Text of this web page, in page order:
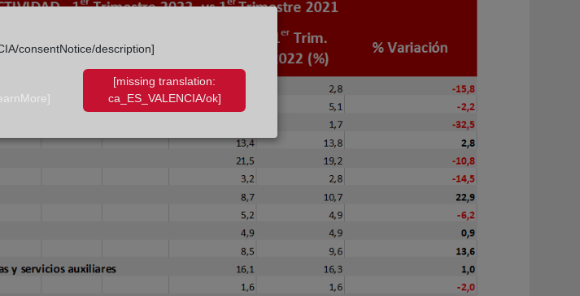
consentNotice/description]
[missing translation:
ca_ES_VALENCIA/ok]